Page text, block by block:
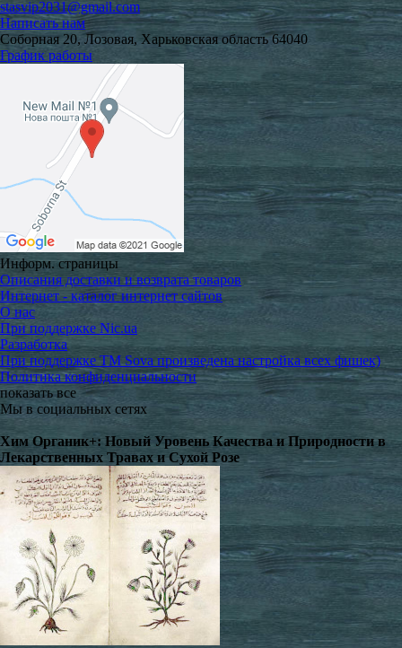
stasvip2031@gmail.com
Написать нам
Соборная 20, Лозовая, Харьковская область 64040
График работы
Информ. страницы
Описания доставки и возврата товаров
Интернет - каталог интернет сайтов
О нас
При поддержке Nic.ua
Разработка
При поддержке TM Sova произведена настройка всех фишек)
Политика конфиденциальности
показать все
Мы в социальных сетях
​Хим Органик+: Новый Уровень Качества и Природности в
Лекарственных Травах и Сухой Розе